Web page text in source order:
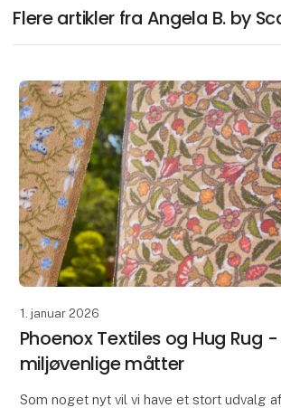
Flere artikler fra Angela B. by
1. januar 2026
Phoenox Textiles og Hug Rug -
miljøvenlige måtter
Som noget nyt vil vi have et stort udvalg